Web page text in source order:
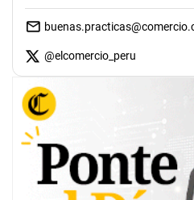
@elcomercio_peru